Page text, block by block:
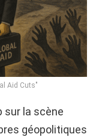
Aid Cuts"
sur la scène
géopolitiques